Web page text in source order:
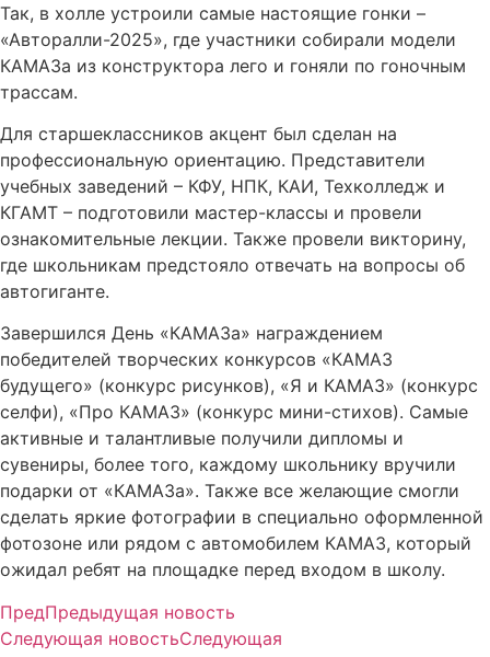
Так, в холле устроили самые настоящие гонки –
«Авторалли-2025», где участники собирали модели
КАМАЗа из конструктора лего и гоняли по гоночным
трассам.
Для старшеклассников акцент был сделан на
профессиональную ориентацию. Представители
учебных заведений – КФУ, НПК, КАИ, Техколледж и
КГАМТ – подготовили мастер-классы и провели
ознакомительные лекции. Также провели викторину,
где школьникам предстояло отвечать на вопросы об
автогиганте.
Завершился День «КАМАЗа» награждением
победителей творческих конкурсов «КАМАЗ
будущего» (конкурс рисунков), «Я и КАМАЗ» (конкурс
селфи), «Про КАМАЗ» (конкурс мини-стихов). Самые
активные и талантливые получили дипломы и
сувениры, более того, каждому школьнику вручили
подарки от «КАМАЗа». Также все желающие смогли
сделать яркие фотографии в специально оформленной
фотозоне или рядом с автомобилем КАМАЗ, который
ожидал ребят на площадке перед входом в школу.
ПредПредыдущая новость
Следующая новостьСледующая